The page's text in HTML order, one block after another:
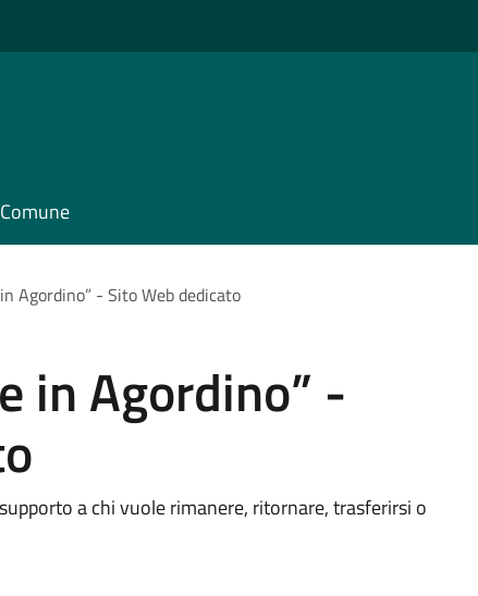
Agordino” - Sito Web dedicato
in Agordino” -
a chi vuole rimanere, ritornare, trasferirsi o